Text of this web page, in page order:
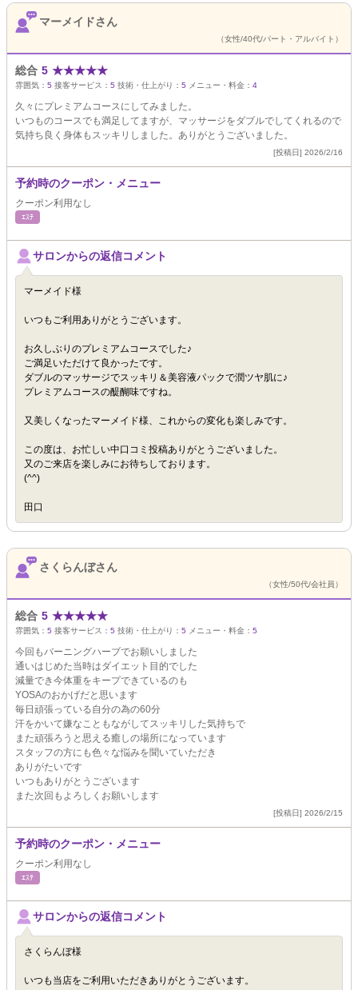
マーメイドさん
（女性/40代/パート・アルバイト）
総合 5 ★★★★★
雰囲気： 5 接客サービス： 5 技術・仕上がり： 5 メニュー・料金： 4
久々にプレミアムコースにしてみました。
いつものコースでも満足してますが、マッサージをダブルでしてくれるので
気持ち良く身体もスッキリしました。ありがとうございました。
[投稿日] 2026/2/16
予約時のクーポン・メニュー
クーポン利用なし
ｴｽﾃ
サロンからの返信コメント
マーメイド様
いつもご利用ありがとうございます。
お久しぶりのプレミアムコースでした♪
ご満足いただけて良かったです。
ダブルのマッサージでスッキリ＆美容液パックで潤ツヤ肌に♪
プレミアムコースの醍醐味ですね。
又美しくなったマーメイド様、これからの変化も楽しみです。
この度は、お忙しい中口コミ投稿ありがとうございました。
又のご来店を楽しみにお待ちしております。
(^^)
田口
さくらんぼさん
（女性/50代/会社員）
総合 5 ★★★★★
雰囲気： 5 接客サービス： 5 技術・仕上がり： 5 メニュー・料金： 5
今回もバーニングハーブでお願いしました
通いはじめた当時はダイエット目的でした
減量でき今体重をキープできているのも
YOSAのおかげだと思います
毎日頑張っている自分の為の60分
汗をかいて嫌なこともながしてスッキリした気持ちで
また頑張ろうと思える癒しの場所になっています
スタッフの方にも色々な悩みを聞いていただき
ありがたいです
いつもありがとうございます
また次回もよろしくお願いします
[投稿日] 2026/2/15
予約時のクーポン・メニュー
クーポン利用なし
ｴｽﾃ
サロンからの返信コメント
さくらんぼ様
いつも当店をご利用いただきありがとうございます。